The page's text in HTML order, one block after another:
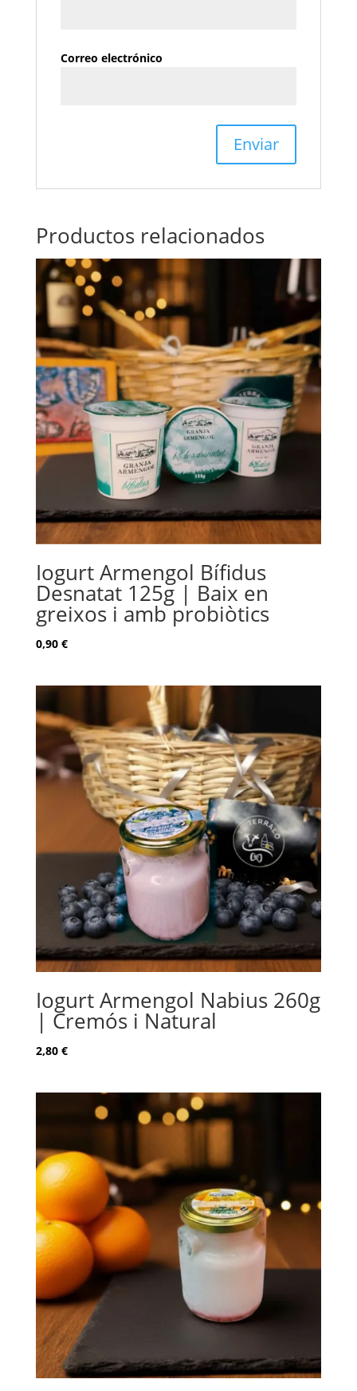
Correo electrónico
Productos relacionados
Iogurt Armengol Bífidus
Desnatat 125g | Baix en
greixos i amb probiòtics
0,90 €
Iogurt Armengol Nabius 260g
| Cremós i Natural
2,80 €